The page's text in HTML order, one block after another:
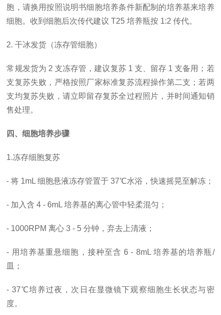
胞，请换用按照说明书细胞培养条件新配制的培养基来培养
细胞。收到细胞后次传代建议 T25 培养瓶按 1:2 传代。
2. 干冰发货（冻存管细胞）
常规发货为 2 支冻存管，建议复苏 1 支、留存 1 支备用；若
支复苏失败，严格按照厂家标准复苏流程操作第二支；若两
支均复苏失败，请立即留存复苏全过程照片，并时间通知销
售处理。
四、细胞培养步骤
1.冻存细胞复苏
- 将 1mL 细胞悬液冻存管置于 37℃水浴，快速摇晃至解冻；
- 加入含 4 - 6mL 培养基的离心管中轻柔混匀；
- 1000RPM 离心 3 - 5 分钟，弃去上清液；
- 用培养基重悬细胞，接种至含 6 - 8mL 培养基的培养瓶/
皿；
- 37℃培养过夜，次日在显微镜下观察细胞生长状态与密
度。